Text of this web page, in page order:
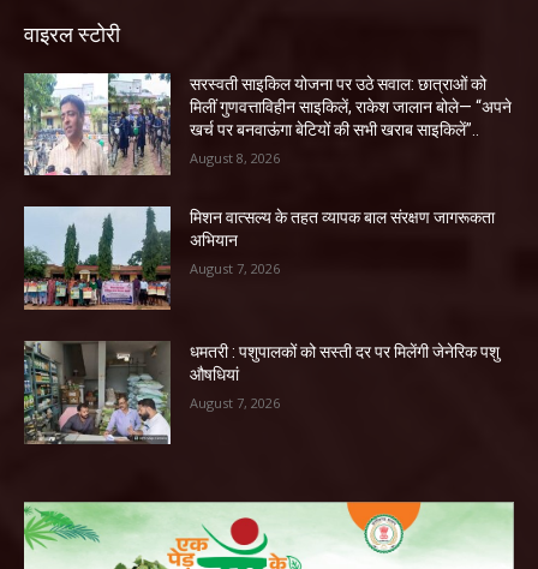
वाइरल स्टोरी
सरस्वती साइकिल योजना पर उठे सवाल: छात्राओं को
मिलीं गुणवत्ताविहीन साइकिलें, राकेश जालान बोले— “अपने
खर्च पर बनवाऊंगा बेटियों की सभी खराब साइकिलें”..
August 8, 2026
मिशन वात्सल्य के तहत व्यापक बाल संरक्षण जागरूकता
अभियान
August 7, 2026
धमतरी : पशुपालकों को सस्ती दर पर मिलेंगी जेनेरिक पशु
औषधियां
August 7, 2026